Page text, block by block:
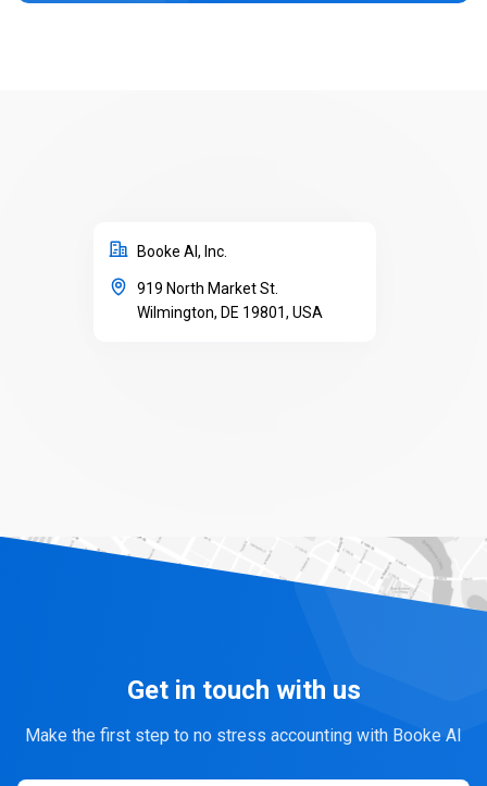
Booke AI, Inc.
919 North Market St.
Wilmington, DE 19801, USA
Get in touch with us
Make the first step to no stress accounting with Booke AI